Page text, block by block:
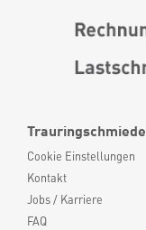
Trauringschmiede
Cookie Einstellungen
Kontakt
Jobs / Karriere
FAQ